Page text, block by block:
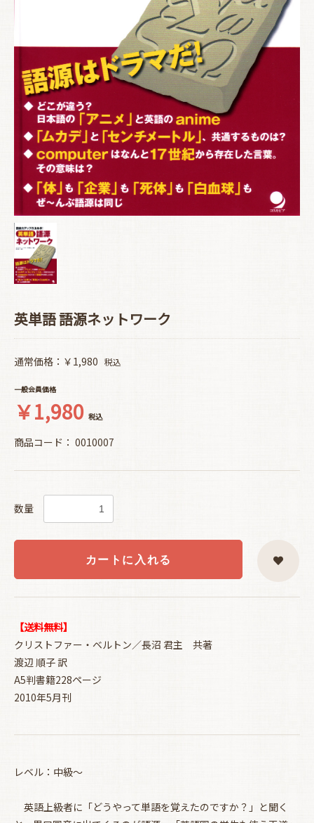
英単語 語源ネットワーク
通常価格：￥1,980 税込
一般会員価格
￥1,980 税込
商品コード： 0010007
数量
カートに入れる
【送料無料】
クリストファー・ベルトン／長沼 君主 共著
渡辺 順子 訳
A5判書籍228ページ
2010年5月刊
レベル：中級〜
英語上級者に「どうやって単語を覚えたのですか？」と聞く